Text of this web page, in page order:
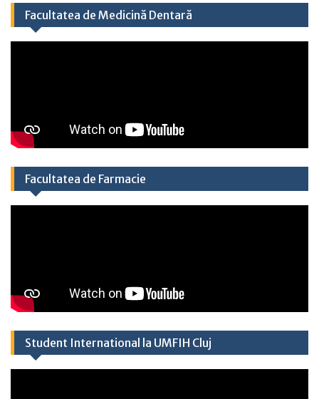
Facultatea de Medicină Dentară
Facultatea de Farmacie
Student International la UMFIH Cluj​